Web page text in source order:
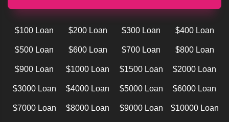
$100 Loan $200 Loan $300 Loan $400 Loan
$500 Loan $600 Loan $700 Loan $800 Loan
$900 Loan $1000 Loan $1500 Loan $2000 Loan
$3000 Loan $4000 Loan $5000 Loan $6000 Loan
$7000 Loan $8000 Loan $9000 Loan $10000 Loan